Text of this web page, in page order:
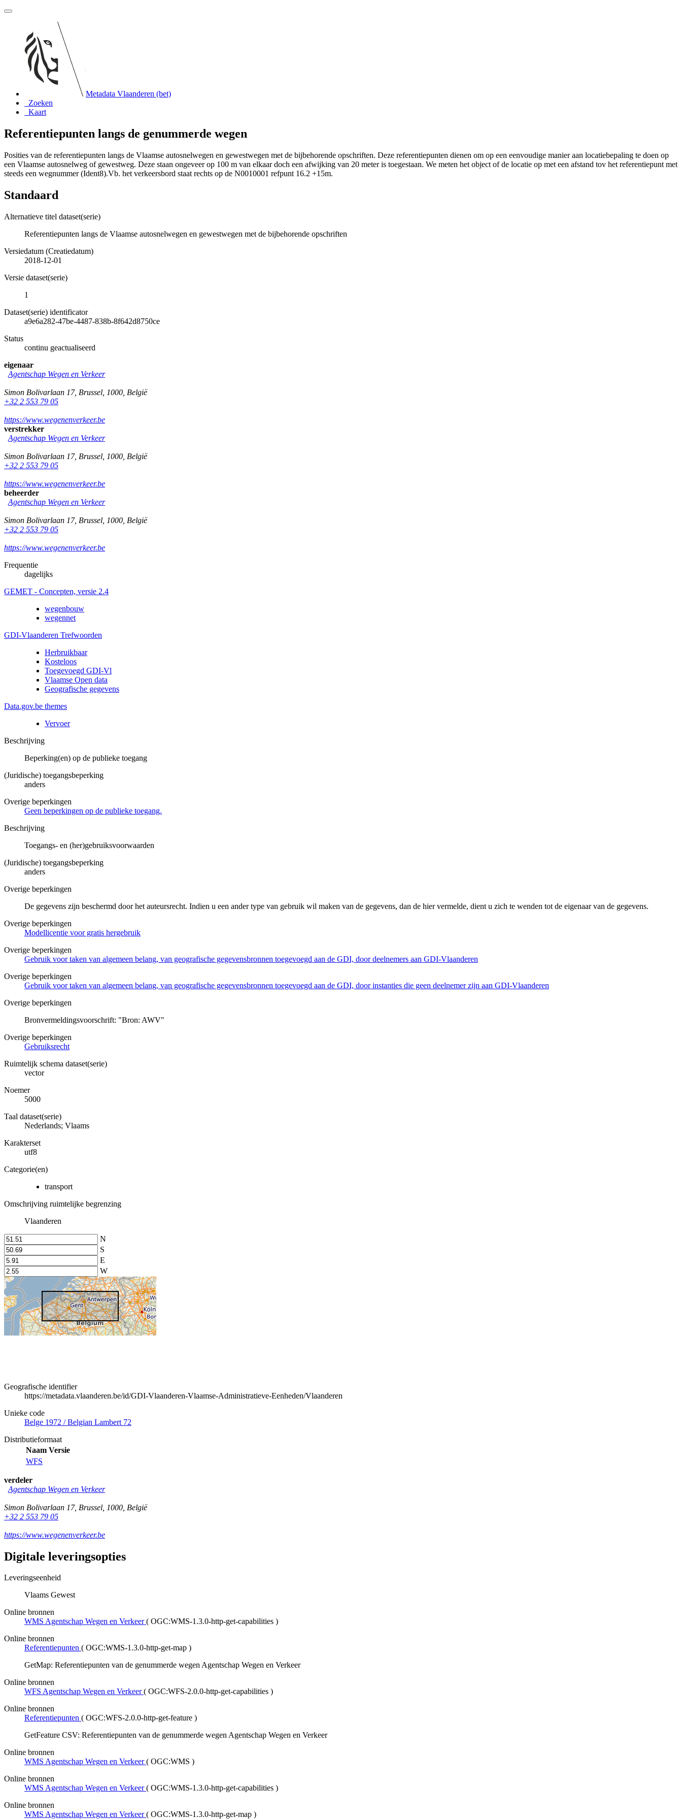
Metadata Vlaanderen (bet)
Zoeken
Kaart
Referentiepunten langs de genummerde wegen
Posities van de referentiepunten langs de Vlaamse autosnelwegen en gewestwegen met de bijbehorende opschriften. Deze referentiepunten dienen om op een eenvoudige manier aan locatiebepaling te doen op
een Vlaamse autosnelweg of gewestweg. Deze staan ongeveer op 100 m van elkaar doch een afwijking van 20 meter is toegestaan. We meten het object of de locatie op met een afstand tov het referentiepunt met
steeds een wegnummer (Ident8).Vb. het verkeersbord staat rechts op de N0010001 refpunt 16.2 +15m.
Standaard
Alternatieve titel dataset(serie)
Referentiepunten langs de Vlaamse autosnelwegen en gewestwegen met de bijbehorende opschriften
Versiedatum (Creatiedatum)
2018-12-01
Versie dataset(serie)
1
Dataset(serie) identificator
a9e6a282-47be-4487-838b-8f642d8750ce
Status
continu geactualiseerd
eigenaar
Agentschap Wegen en Verkeer
Simon Bolivarlaan 17, Brussel 1000 België
+32 2 553 79 05
https://www.wegenenverkeer.be
verstrekker
Agentschap Wegen en Verkeer
Simon Bolivarlaan 17, Brussel 1000 België
+32 2 553 79 05
https://www.wegenenverkeer.be
beheerder
Agentschap Wegen en Verkeer
Simon Bolivarlaan 17, Brussel 1000 België
+32 2 553 79 05
https://www.wegenenverkeer.be
Frequentie
dagelijks
GEMET - Concepten, versie 2.4
wegenbouw
wegennet
GDI-Vlaanderen Trefwoorden
Herbruikbaar
Kosteloos
Toegevoegd GDI-Vl
Vlaamse Open data
Geografische gegevens
Data.gov.be themes
Vervoer
Beschrijving
Beperking(en) op de publieke toegang
(Juridische) toegangsbeperking
anders
Overige beperkingen
Geen beperkingen op de publieke toegang.
Beschrijving
Toegangs- en (her)gebruiksvoorwaarden
(Juridische) toegangsbeperking
anders
Overige beperkingen
De gegevens zijn beschermd door het auteursrecht. Indien u een ander type van gebruik wil maken van de gegevens, dan de hier vermelde, dient u zich te wenden tot de eigenaar van de gegevens.
Overige beperkingen
Modellicentie voor gratis hergebruik
Overige beperkingen
Gebruik voor taken van algemeen belang, van geografische gegevensbronnen toegevoegd aan de GDI, door deelnemers aan GDI-Vlaanderen
Overige beperkingen
Gebruik voor taken van algemeen belang, van geografische gegevensbronnen toegevoegd aan de GDI, door instanties die geen deelnemer zijn aan GDI-Vlaanderen
Overige beperkingen
Bronvermeldingsvoorschrift: "Bron: AWV"
Overige beperkingen
Gebruiksrecht
Ruimtelijk schema dataset(serie)
vector
Noemer
5000
Taal dataset(serie)
Nederlands; Vlaams
Karakterset
utf8
Categorie(en)
transport
Omschrijving ruimtelijke begrenzing
Vlaanderen
N
S
E
W
Geografische identifier
https://metadata.vlaanderen.be/id/GDI-Vlaanderen-Vlaamse-Administratieve-Eenheden/Vlaanderen
Unieke code
Belge 1972 / Belgian Lambert 72
Distributieformaat
Naam Versie
WFS
verdeler
Agentschap Wegen en Verkeer
Simon Bolivarlaan 17, Brussel 1000 België
+32 2 553 79 05
https://www.wegenenverkeer.be
Digitale leveringsopties
Leveringseenheid
Vlaams Gewest
Online bronnen
WMS Agentschap Wegen en Verkeer ( OGC:WMS-1.3.0-http-get-capabilities )
Online bronnen
Referentiepunten ( OGC:WMS-1.3.0-http-get-map )
GetMap: Referentiepunten van de genummerde wegen Agentschap Wegen en Verkeer
Online bronnen
WFS Agentschap Wegen en Verkeer ( OGC:WFS-2.0.0-http-get-capabilities )
Online bronnen
Referentiepunten ( OGC:WFS-2.0.0-http-get-feature )
GetFeature CSV: Referentiepunten van de genummerde wegen Agentschap Wegen en Verkeer
Online bronnen
WMS Agentschap Wegen en Verkeer ( OGC:WMS )
Online bronnen
WMS Agentschap Wegen en Verkeer ( OGC:WMS-1.3.0-http-get-capabilities )
Online bronnen
WMS Agentschap Wegen en Verkeer ( OGC:WMS-1.3.0-http-get-map )